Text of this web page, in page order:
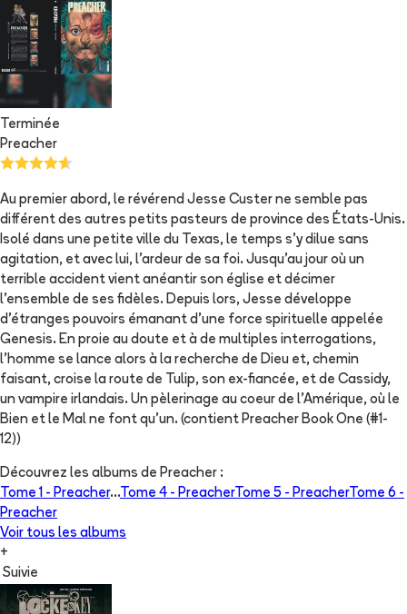
Terminée
Preacher
Au premier abord, le révérend Jesse Custer ne semble pas
différent des autres petits pasteurs de province des États-Unis.
Isolé dans une petite ville du Texas, le temps s'y dilue sans
agitation, et avec lui, l'ardeur de sa foi. Jusqu'au jour où un
terrible accident vient anéantir son église et décimer
l'ensemble de ses fidèles. Depuis lors, Jesse développe
d'étranges pouvoirs émanant d'une force spirituelle appelée
Genesis. En proie au doute et à de multiples interrogations,
l'homme se lance alors à la recherche de Dieu et, chemin
faisant, croise la route de Tulip, son ex-fiancée, et de Cassidy,
un vampire irlandais. Un pèlerinage au coeur de l'Amérique, où le
Bien et le Mal ne font qu'un. (contient Preacher Book One (#1-
12))
Découvrez les albums de Preacher :
Tome 1 - Preacher...Tome 4 - PreacherTome 5 - PreacherTome 6 -
Preacher
Voir tous les albums
+
Suivie